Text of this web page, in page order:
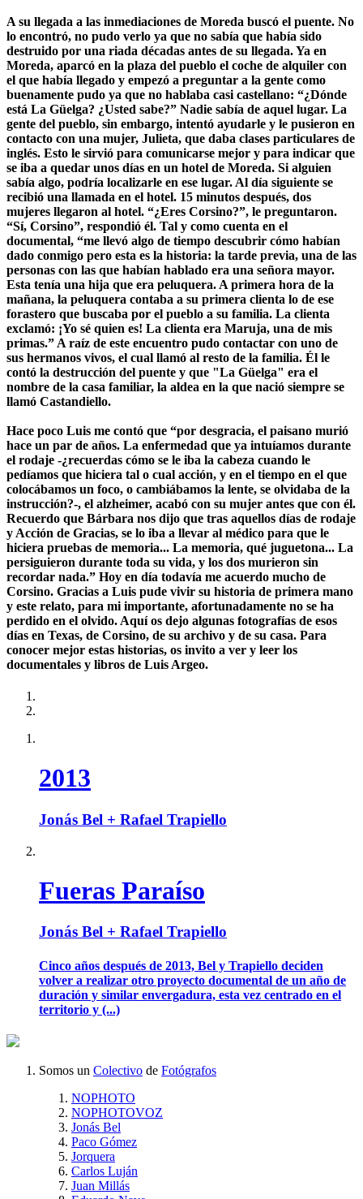
A su llegada a las inmediaciones de Moreda buscó el puente. No
lo encontró, no pudo verlo ya que no sabía que había sido
destruido por una riada décadas antes de su llegada. Ya en
Moreda, aparcó en la plaza del pueblo el coche de alquiler con
el que había llegado y empezó a preguntar a la gente como
buenamente pudo ya que no hablaba casi castellano: “¿Dónde
está La Güelga? ¿Usted sabe?” Nadie sabía de aquel lugar. La
gente del pueblo, sin embargo, intentó ayudarle y le pusieron en
contacto con una mujer, Julieta, que daba clases particulares de
inglés. Esto le sirvió para comunicarse mejor y para indicar que
se iba a quedar unos días en un hotel de Moreda. Si alguien
sabía algo, podría localizarle en ese lugar. Al día siguiente se
recibió una llamada en el hotel. 15 minutos después, dos
mujeres llegaron al hotel. “¿Eres Corsino?”, le preguntaron.
“Sí, Corsino”, respondió él. Tal y como cuenta en el
documental, “me llevó algo de tiempo descubrir cómo habían
dado conmigo pero esta es la historia: la tarde previa, una de las
personas con las que habían hablado era una señora mayor.
Esta tenía una hija que era peluquera. A primera hora de la
mañana, la peluquera contaba a su primera clienta lo de ese
forastero que buscaba por el pueblo a su familia. La clienta
exclamó: ¡Yo sé quien es! La clienta era Maruja, una de mis
primas.” A raíz de este encuentro pudo contactar con uno de
sus hermanos vivos, el cual llamó al resto de la familia. Él le
contó la destrucción del puente y que "La Güelga" era el
nombre de la casa familiar, la aldea en la que nació siempre se
llamó Castandiello.
Hace poco Luis me contó que “por desgracia, el paisano murió
hace un par de años. La enfermedad que ya intuíamos durante
el rodaje -¿recuerdas cómo se le iba la cabeza cuando le
pedíamos que hiciera tal o cual acción, y en el tiempo en el que
colocábamos un foco, o cambiábamos la lente, se olvidaba de la
instrucción?-, el alzheimer, acabó con su mujer antes que con él.
Recuerdo que Bárbara nos dijo que tras aquellos días de rodaje
y Acción de Gracias, se lo iba a llevar al médico para que le
hiciera pruebas de memoria... La memoria, qué juguetona... La
persiguieron durante toda su vida, y los dos murieron sin
recordar nada.” Hoy en día todavía me acuerdo mucho de
Corsino. Gracias a Luis pude vivir su historia de primera mano
y este relato, para mi importante, afortunadamente no se ha
perdido en el olvido. Aquí os dejo algunas fotografías de esos
días en Texas, de Corsino, de su archivo y de su casa. Para
conocer mejor estas historias, os invito a ver y leer los
documentales y libros de Luis Argeo.
2013
Jonás Bel + Rafael Trapiello
Fueras Paraíso
Jonás Bel + Rafael Trapiello
Cinco años después de 2013, Bel y Trapiello deciden
volver a realizar otro proyecto documental de un año de
duración y similar envergadura, esta vez centrado en el
territorio y (...)
Somos un Colectivo de Fotógrafos
NOPHOTO
NOPHOTOVOZ
Jonás Bel
Paco Gómez
Jorquera
Carlos Luján
Juan Millás